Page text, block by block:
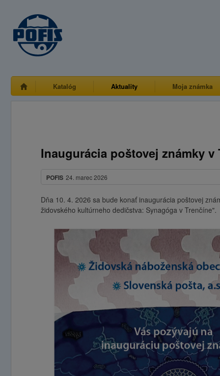
Katalóg Aktuality Moja známka
Inaugurácia poštovej známky v
POFIS 24. marec 2026
Dňa 10. 4. 2026 sa bude konať inaugurácia poštovej
židovského kultúrneho dedičstva: Synagóga v Trenčíne".